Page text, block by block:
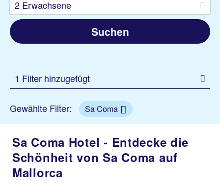
2 Erwachsene
Suchen
1 Filter hinzugefügt
Gewählte Filter: Sa Coma
Sa Coma Hotel - Entdecke die
Schönheit von Sa Coma auf
Mallorca